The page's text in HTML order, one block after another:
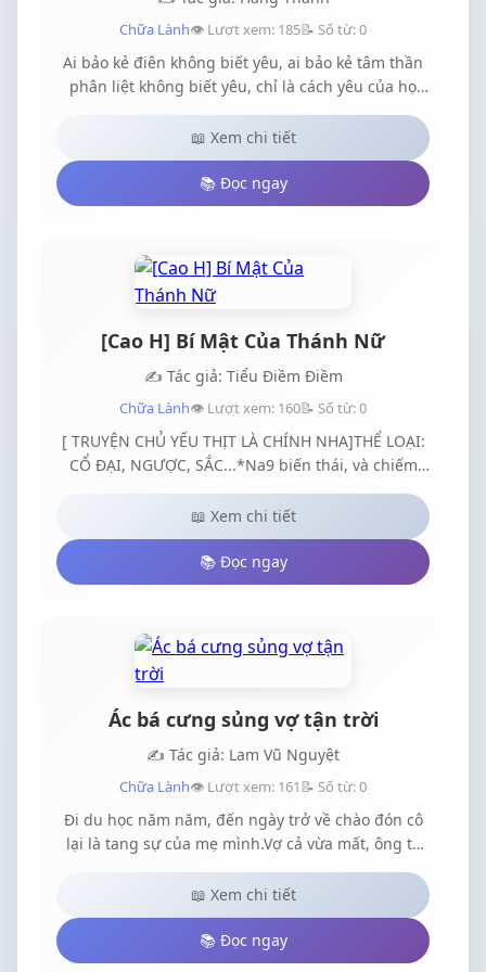
Chữa Lành👁️ Lượt xem: 185📝 Số từ: 0
Ai bảo kẻ điên không biết yêu, ai bảo kẻ tâm thần
phân liệt không biết yêu, chỉ là cách yêu của họ
khác chúng ta mà thôi"Y Bình, bé cưng, bảo bối
mau lại đây" Ánh mắt hắn nhìn em như dã thú
khóa chặt chặt con mồi ngay trong tầm mắt
"Đừng...đừng mà" Ánh mắt lưu ly nhìn hắn đầy
tuyệt vọng và đau đớn Tại sao, tại sao lại nhốt tôi..
📖 Xem chi tiết
📚 Đọc ngay
[Cao H] Bí Mật Của Thánh Nữ
✍️ Tác giả: Tiểu Điềm Điềm
Chữa Lành👁️ Lượt xem: 160📝 Số từ: 0
[ TRUYỆN CHỦ YẾU THỊT LÀ CHÍNH NHA]THỂ LOẠI:
CỔ ĐẠI, NGƯỢC, SẮC...*Na9 biến thái, và chiếm
hữu cao.Văn Án:Đối với mỗi người thì bản thân lại
có những giá trị khác nhau, đối với ca ca nàng
chính là tiểu công chúa luôn được nuông chiều
nhưng đối với hắn nàng không hề xác định được
mình rốt cuộc nàng là gì.Hay chính hắn cũng
📖 Xem chi tiết
📚 Đọc ngay
Ác bá cưng sủng vợ tận trời
✍️ Tác giả: Lam Vũ Nguyệt
Chữa Lành👁️ Lượt xem: 161📝 Số từ: 0
Đi du học năm năm, đến ngày trở về chào đón cô
lại là tang sự của mẹ mình.Vợ cả vừa mất, ông ta
liền đón tình nhân và con riêng về nhà.Phải trơ
mắt nhìn bà ta trở thành phu nhân của Cố gia,
hưởng thụ tài phú của mẹ mình, nhận lấy tình
thương của ông ta.Cô muốn trả thù bọn họ, lấy lại
hết thảy những thứ thuộc về mình và mẹ mình thế
📖 Xem chi tiết
📚 Đọc ngay